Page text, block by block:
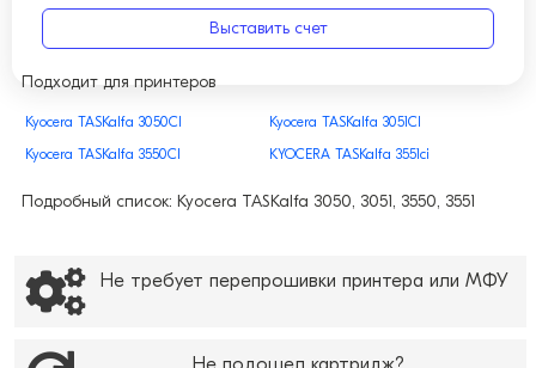
Выставить счет
Подходит для принтеров
Kyocera TASKalfa 3050CI
Kyocera TASKalfa 3051CI
Kyocera TASKalfa 3550CI
KYOCERA TASKalfa 3551ci
Подробный список: Kyocera TASKalfa 3050, 3051, 3550, 3551
Не требует перепрошивки принтера или МФУ